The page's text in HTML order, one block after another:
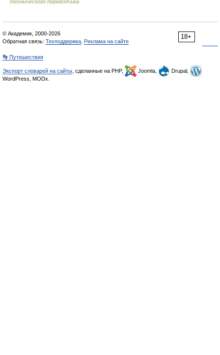
технического переводчика
18+
© Академик, 2000-2026
Обратная связь: Техподдержка Реклама на сайте
👣 Путешествия
Экспорт словарей на сайты , сделанные на PHP, Joomla,
Drupal,
WordPress, MODx.